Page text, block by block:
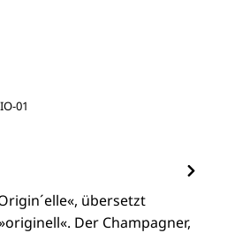
01
übersetzt
Der Champagner,